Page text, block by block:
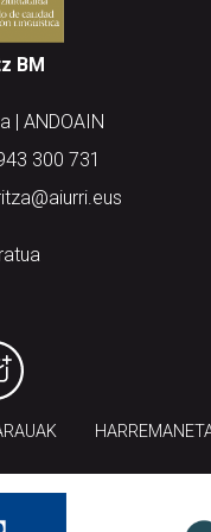
BM
| ANDOAIN
300 731